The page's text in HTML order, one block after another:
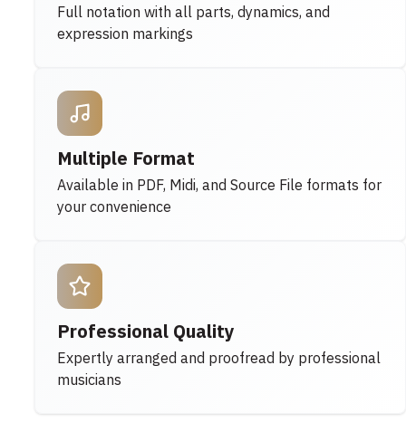
Full notation with all parts, dynamics, and
expression markings
Multiple Format
Available in PDF, Midi, and Source File formats for
your convenience
Professional Quality
Expertly arranged and proofread by professional
musicians